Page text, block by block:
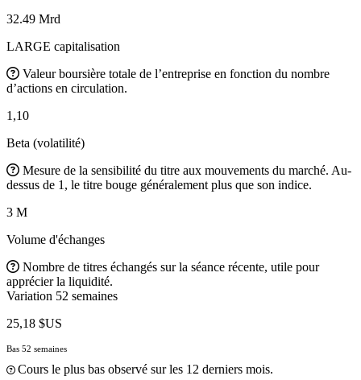
32.49 Mrd
LARGE capitalisation
Valeur boursière totale de l’entreprise en fonction du nombre
d’actions en circulation.
1,10
Beta (volatilité)
Mesure de la sensibilité du titre aux mouvements du marché. Au-
dessus de 1, le titre bouge généralement plus que son indice.
3 M
Volume d'échanges
Nombre de titres échangés sur la séance récente, utile pour
apprécier la liquidité.
Variation 52 semaines
25,18 $US
Bas 52 semaines
Cours le plus bas observé sur les 12 derniers mois.